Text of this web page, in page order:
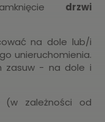
drzwi
na dole lub/i
unieruchomienia.
zasuw - na dole i
(w zależności od